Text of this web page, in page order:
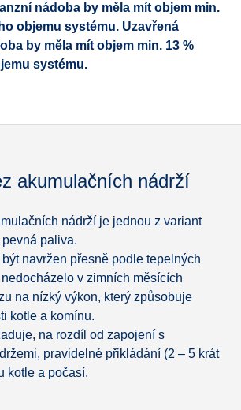
nádoba by měla mít objem min.
objemu systému. Uzavřená
by měla mít objem min. 13 %
systému.
akumulačních nádrží
nádrží je jednou z variant
paliva.
navržen přesně podle tepelných
v zimních měsících
na nízký výkon, který způsobuje
kotle a komínu.
na rozdíl od zapojení s
pravidelné přikládání (2 – 5 krát
kotle a počasí.